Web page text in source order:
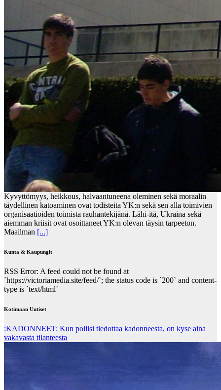
Kyvyttömyys, heikkous, halvaantuneena oleminen sekä moraalin
täydellinen katoaminen ovat todisteita YK:n sekä sen alla toimivien
organisaatioiden toimista rauhantekijänä. Lähi-itä, Ukraina sekä
aiemman kriisit ovat osoittaneet YK:n olevan täysin tarpeeton.
Maailman [...]
Kunta & Kaupungit
RSS Error: A feed could not be found at
`https://victoriamedia.site/feed/`; the status code is `200` and content-
type is `text/html`
Kotimaan Uutiset
:KADONNEET: Kun poliisi tiedottaa kadonneesta, on kyse aina
vakavasta tilanteesta